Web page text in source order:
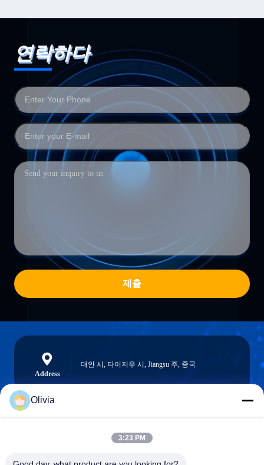
연락하다
제출
Address
대안 시, 타이저우 시, Jiangsu 주, 중국
info@longlivedmetal.com
Olivia
3:23 PM